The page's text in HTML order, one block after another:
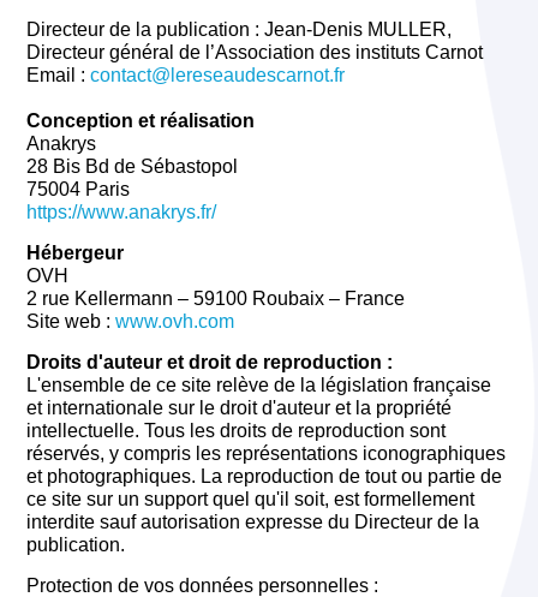
Directeur de la publication : Jean-Denis MULLER,
Directeur général de l’Association des instituts Carnot
Email :contact@lereseaudescarnot.fr
Conception et réalisation
Anakrys
28 Bis Bd de Sébastopol
75004 Paris
https://www.anakrys.fr/
Hébergeur
OVH
2 rue Kellermann – 59100 Roubaix – France
Site web :www.ovh.com
Droits d'auteur et droit de reproduction :
L'ensemble de ce site relève de la législation française
et internationale sur le droit d'auteur et la propriété
intellectuelle. Tous les droits de reproduction sont
réservés, y compris les représentations iconographiques
et photographiques. La reproduction de tout ou partie de
ce site sur un support quel qu'il soit, est formellement
interdite sauf autorisation expresse du Directeur de la
publication.
Protection de vos données personnelles :